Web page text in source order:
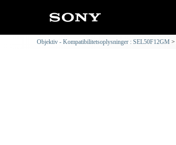
Objektiv - Kompatibilitetsoplysninger : SEL50F12GM